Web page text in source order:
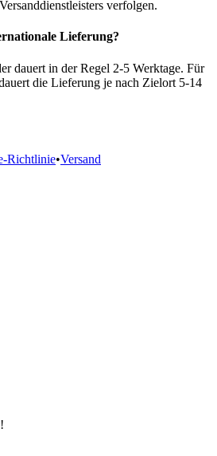
verfolgen.
Lieferung?
dauert in der Regel 2-5 Werktage. Für
die Lieferung je nach Zielort 5-14
Richtlinie•Versand